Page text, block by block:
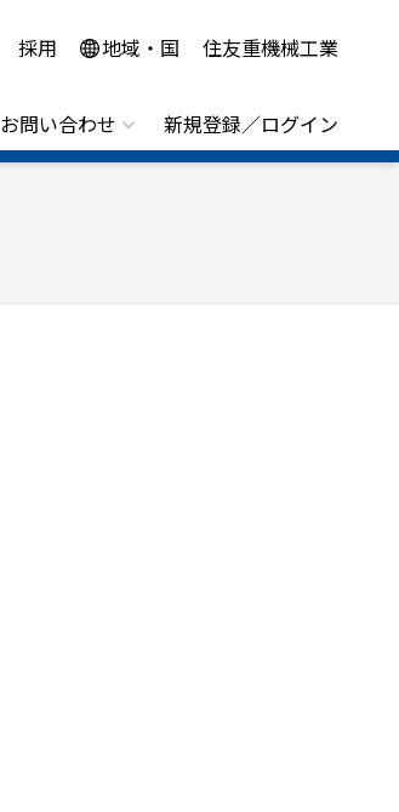
採用 地域・国 住友重機械工業
お問い合わせ 新規登録／ログイン